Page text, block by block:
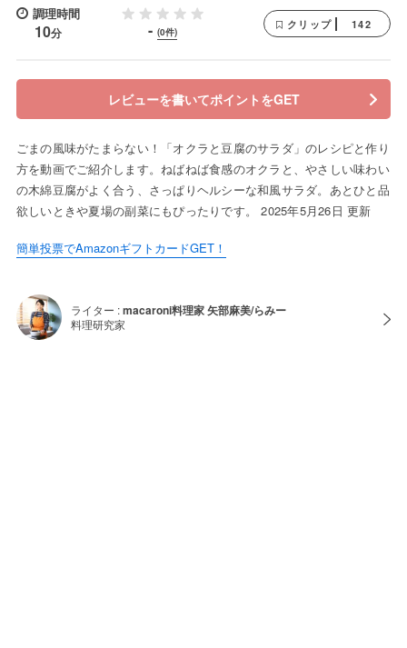
調理時間
10分 - (0件)
クリップ 142
レビューを書いてポイントをGET
ごまの風味がたまらない！「オクラと豆腐のサラダ」のレシピと作り
方を動画でご紹介します。ねばねば食感のオクラと、やさしい味わい
の木綿豆腐がよく合う、さっぱりヘルシーな和風サラダ。あとひと品
欲しいときや夏場の副菜にもぴったりです。 2025年5月26日 更新
簡単投票でAmazonギフトカードGET！
ライター :macaroni料理家 矢部麻美/らみー
料理研究家